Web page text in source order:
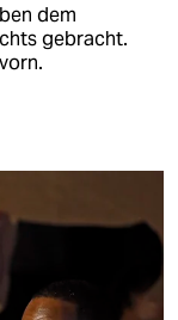
dem
gebracht.